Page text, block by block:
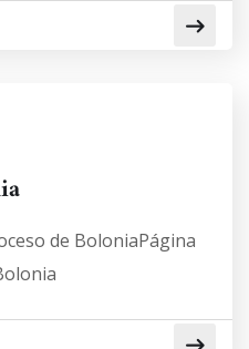
de BoloniaPágina